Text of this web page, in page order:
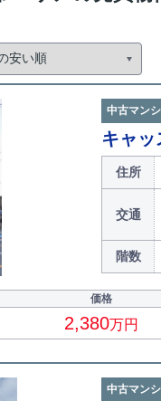
中古マン
キャッ
住所
交通
階数
価格
2,380万円
中古マン